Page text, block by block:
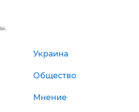
Украина
Общество
Мнение